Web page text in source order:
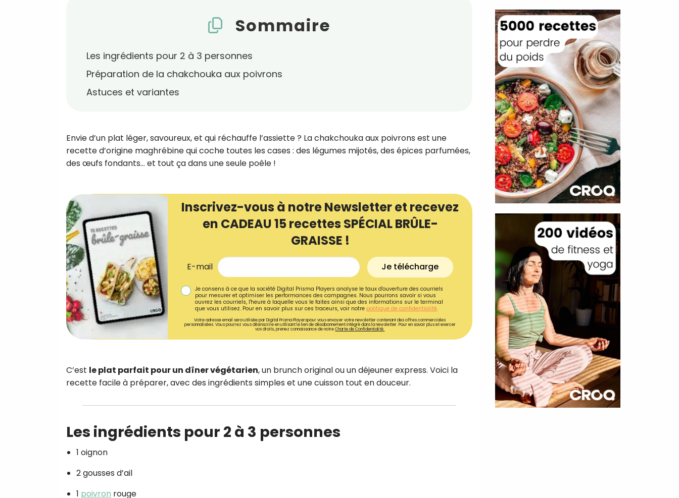
Sommaire
Les ingrédients pour 2 à 3 personnes
Préparation de la chakchouka aux poivrons
Astuces et variantes
Envie d’un plat léger, savoureux, et qui réchauffe l’assiette ? La chakchouka aux poivrons est une
recette d’origine maghrébine qui coche toutes les cases : des légumes mijotés, des épices parfumées,
des œufs fondants… et tout ça dans une seule poêle !
Inscrivez-vous à notre Newsletter et recevez
en CADEAU 15 recettes SPÉCIAL BRÛLE-
GRAISSE !
E-mail Je télécharge
Je consens à ce que la société Digital Prisma Players analyse le taux d'ouverture des courriels
pour mesurer et optimiser les performances des campagnes. Nous pourrons savoir si vous
ouvrez les courriels, l'heure à laquelle vous le faites ainsi que des informations sur le terminal
que vous utilisez. Pour en savoir plus sur ces traceurs, voir notre politique de confidentialité.
Votre adresse email sera utilisée par Digital Prisma Playerspour vous envoyer votre newsletter contenant des offres commerciales
personnalisées. Vous pourrez vous désinscrire en utilisant le lien de désabonnement intégré dans la newsletter. Pour en savoir plus et exercer
vos droits, prenez connaissance de notreCharte de Confidentialité.
C’est le plat parfait pour un dîner végétarien, un brunch original ou un déjeuner express. Voici la
recette facile à préparer, avec des ingrédients simples et une cuisson tout en douceur.
Les ingrédients pour 2 à 3 personnes
1 oignon
2 gousses d’ail
1 poivron rouge
Recevez gratuitement 180